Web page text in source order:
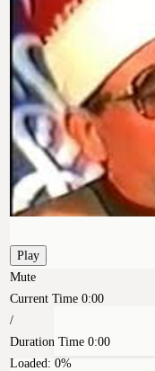
Play
Mute
Current Time0:00
/
Duration Time 0:00
Loaded: 0%